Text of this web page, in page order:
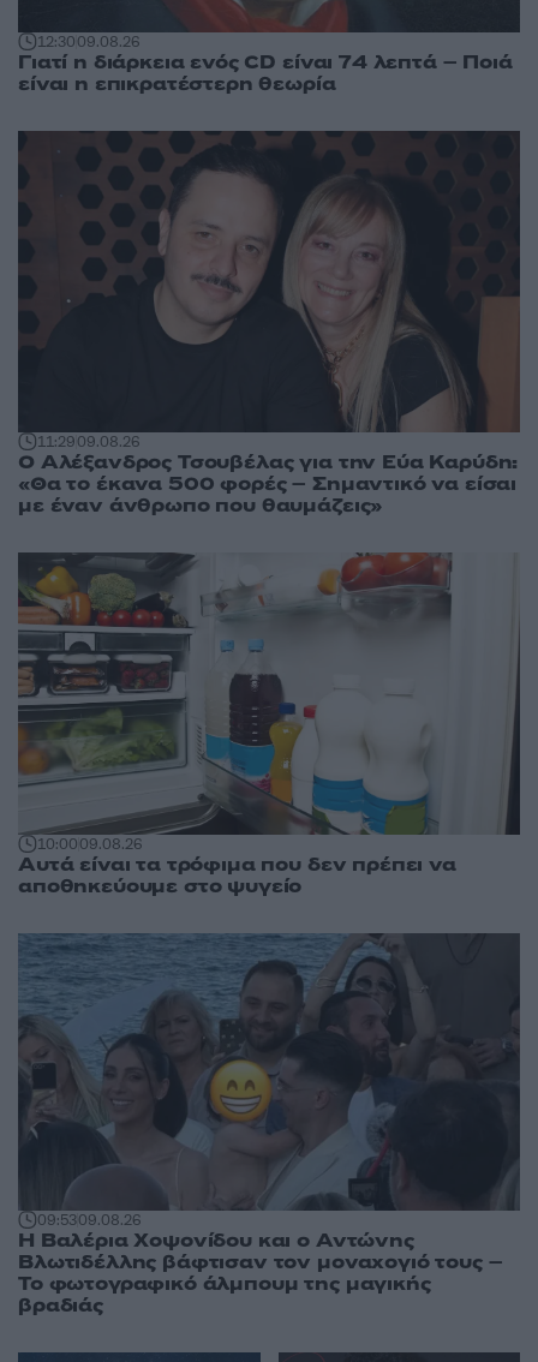
12:3009.08.26
Γιατί η διάρκεια ενός CD είναι 74 λεπτά – Ποιά
είναι η επικρατέστερη θεωρία
11:2909.08.26
Ο Αλέξανδρος Τσουβέλας για την Εύα Καρύδη:
«Θα το έκανα 500 φορές – Σημαντικό να είσαι
με έναν άνθρωπο που θαυμάζεις»
10:0009.08.26
Αυτά είναι τα τρόφιμα που δεν πρέπει να
αποθηκεύουμε στο ψυγείο
09:5309.08.26
Η Βαλέρια Χοψονίδου και ο Αντώνης
Βλωτιδέλλης βάφτισαν τον μοναχογιό τους –
Το φωτογραφικό άλμπουμ της μαγικής
βραδιάς